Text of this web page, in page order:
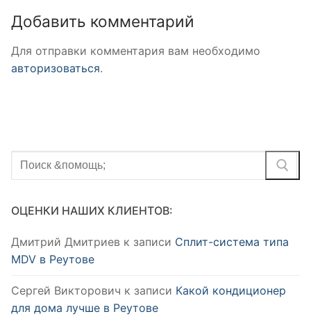
Добавить комментарий
Для отправки комментария вам необходимо
авторизоваться.
Найти:
ОЦЕНКИ НАШИХ КЛИЕНТОВ:
Дмитрий Дмитриев к записи Сплит-система типа
MDV в Реутове
Сергей Викторович к записи Какой кондиционер
для дома лучше в Реутове